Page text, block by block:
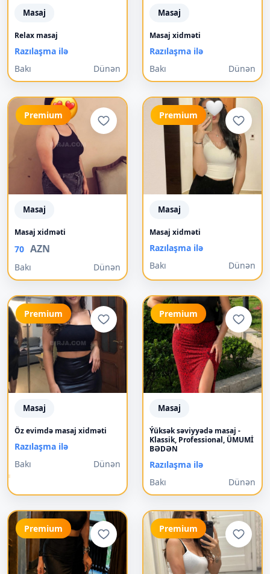
Masaj
Relax masaj
Razılaşma ilə
Bakı
Dünən
Masaj
Masaj xidməti
Razılaşma ilə
Bakı
Dünən
Premium
Masaj
Masaj xidməti
70 AZN
Bakı Dünən
Premium
Masaj
Masaj xidməti
Razılaşma ilə
Bakı
Dünən
Premium
Masaj
Öz evimdə masaj xidməti
Razılaşma ilə
Bakı
Dünən
Premium
Masaj
Ýüksək səviyyədə masaj -
Klassik, Professional, ÜMUMİ
BƏDƏN
Razılaşma ilə
Bakı
Dünən
Premium Premium